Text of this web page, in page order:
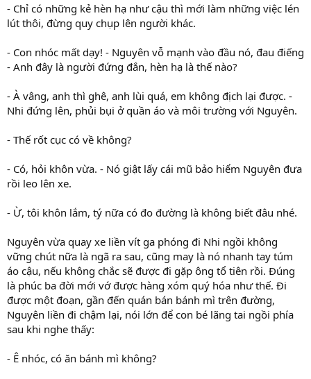
- Chỉ có những kẻ hèn hạ như cậu thì mới làm những việc lén
lút thôi, đừng quy chụp lên người khác.
- Con nhóc mất dạy! - Nguyên vỗ mạnh vào đầu nó, đau điếng
- Anh đây là người đứng đắn, hèn hạ là thế nào?
- À vâng, anh thì ghê, anh lùi quá, em không địch lại được. -
Nhi đứng lên, phủi bụi ở quần áo và môi trường với Nguyên.
- Thế rốt cục có về không?
- Có, hỏi khôn vừa. - Nó giật lấy cái mũ bảo hiểm Nguyên đưa
rồi leo lên xe.
- Ừ, tôi khôn lắm, tý nữa có đo đường là không biết đâu nhé.
Nguyên vừa quay xe liền vít ga phóng đi Nhi ngồi không
vững chút nữa là ngã ra sau, cũng may là nó nhanh tay túm
áo cậu, nếu không chắc sẽ được đi gặp ông tổ tiên rồi. Đúng
là phúc ba đời mới vớ được hàng xóm quý hóa như thế. Đi
được một đoạn, gần đến quán bán bánh mì trên đường,
Nguyên liền đi chậm lại, nói lớn để con bé lãng tai ngồi phía
sau khi nghe thấy:
- Ê nhóc, có ăn bánh mì không?